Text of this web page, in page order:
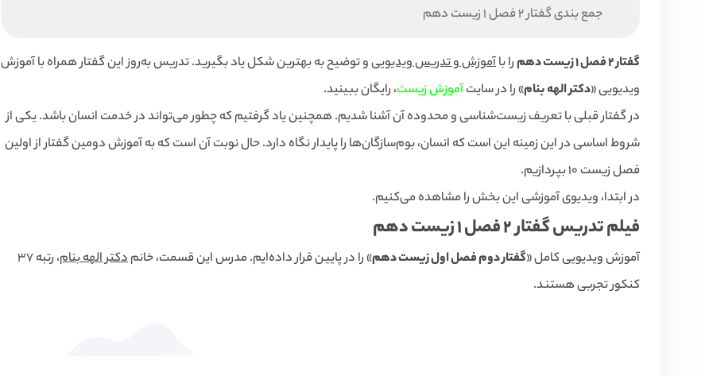
جمع بندی گفتار 2 فصل 1 زیست دهم
گفتار 2 فصل 1 زیست دهم را باآموزش و تدریس ویدیوییو توضیح به بهترین شکل یاد بگیرید. تدریس به‌روز این گفتار همراه با آموزش
ویدیویی «دکتر الهه بنام» را در سایتآموزش زیست، رایگان ببینید.
در گفتار قبلی با تعریف زیست‌شناسی و محدوده آن آشنا شدیم. همچنین یاد گرفتیم که چطور می‌تواند در خدمت انسان باشد. یکی از
شروط اساسی در این زمینه این است که انسان، بوم‌سازگان‌ها را پایدار نگاه دارد. حال نوبت آن است که به آموزش دومین گفتار از اولین
فصل زیست 10 بپردازیم.
در ابتدا، ویدیوی آموزشی این بخش را مشاهده می‌کنیم.
فیلم تدریس گفتار 2 فصل 1 زیست دهم
آموزش ویدیویی کامل «گفتار دوم فصل اول زیست دهم» را در پایین قرار داده‌ایم. مدرس این قسمت، خانمدکتر الهه بنام
، رتبه 37
کنکور تجربی هستند.